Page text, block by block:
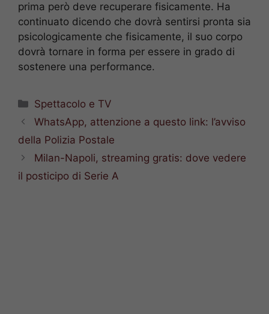
prima però deve recuperare fisicamente. Ha
continuato dicendo che dovrà sentirsi pronta sia
psicologicamente che fisicamente, il suo corpo
dovrà tornare in forma per essere in grado di
sostenere una performance.
Categorie
Spettacolo e TV
WhatsApp, attenzione a questo link: l’avviso
della Polizia Postale
Milan-Napoli, streaming gratis: dove vedere
il posticipo di Serie A